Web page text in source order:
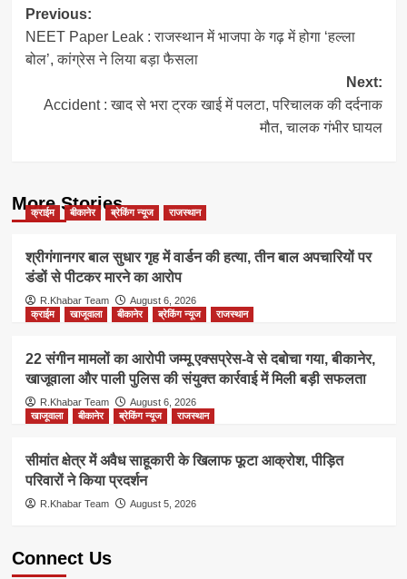
Post
navigation
Previous:
NEET Paper Leak : राजस्थान में भाजपा के गढ़ में होगा ‘हल्ला
बोल’, कांग्रेस ने लिया बड़ा फैसला
Next:
Accident : खाद से भरा ट्रक खाई में पलटा, परिचालक की दर्दनाक
मौत, चालक गंभीर घायल
More Stories
क्राईम बीकानेर ब्रेकिंग न्यूज राजस्थान
श्रीगंगानगर बाल सुधार गृह में वार्डन की हत्या, तीन बाल अपचारियों पर
डंडों से पीटकर मारने का आरोप
R.Khabar Team
August 6, 2026
क्राईम
खाजूवाला बीकानेर ब्रेकिंग न्यूज राजस्थान
22 संगीन मामलों का आरोपी जम्मू एक्सप्रेस-वे से दबोचा गया, बीकानेर,
खाजूवाला और पाली पुलिस की संयुक्त कार्रवाई में मिली बड़ी सफलता
R.Khabar Team
August 6, 2026
खाजूवाला
बीकानेर ब्रेकिंग न्यूज राजस्थान
सीमांत क्षेत्र में अवैध साहूकारी के खिलाफ फूटा आक्रोश, पीड़ित
परिवारों ने किया प्रदर्शन
R.Khabar Team August 5, 2026
Connect Us